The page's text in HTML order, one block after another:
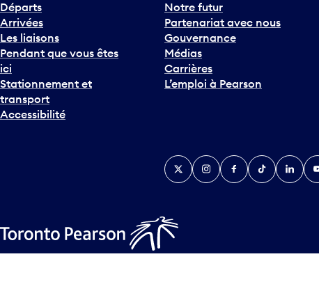
Départs
Arrivées
Les liaisons
Pendant que vous êtes
ici
Stationnement et
transport
Accessibilité
Notre futur
Partenariat avec nous
Gouvernance
Médias
Carrières
L’emploi à Pearson
TwitterInstagramFacebook
TikTok
Plan d’accessibilitéDéclaration d’accessibilitéPlan sur les